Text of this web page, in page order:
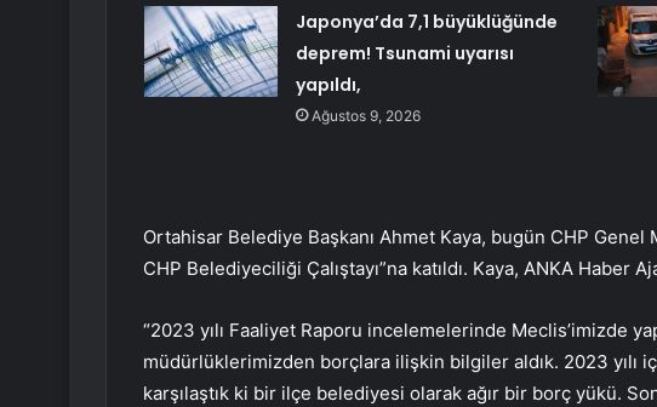
Japonya’da 7,1 büyüklüğünde
deprem! Tsunami uyarısı
yapıldı,
Ağustos 9, 2026
Ortahisar Belediye Başkanı Ahmet Kaya, bugün CHP Genel
CHP Belediyeciliği Çalıştayı”na katıldı. Kaya, ANKA Haber
“2023 yılı Faaliyet Raporu incelemelerinde Meclis’imizde
müdürlüklerimizden borçlara ilişkin bilgiler aldık. 2023 yılı
karşılaştık ki bir ilçe belediyesi olarak ağır bir borç yükü.